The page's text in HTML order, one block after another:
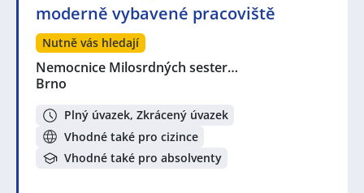
moderně vybavené pracoviště
Nutně vás hledají
Nemocnice Milosrdných sester…
Brno
Plný úvazek, Zkrácený úvazek
Vhodné také pro cizince
Vhodné také pro absolventy